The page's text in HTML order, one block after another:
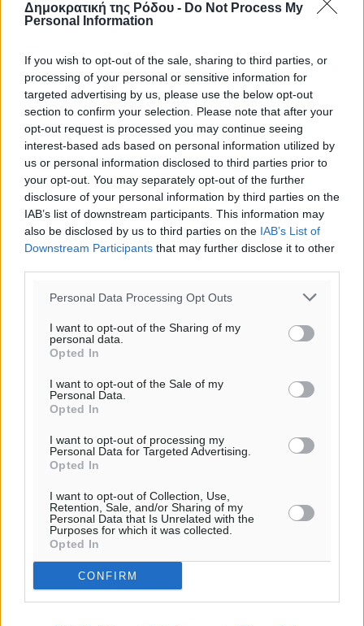
Δημοκρατική της Ρόδου - Do Not Process My
Personal Information
If you wish to opt-out of the sale, sharing to third parties, or
processing of your personal or sensitive information for
targeted advertising by us, please use the below opt-out
section to confirm your selection. Please note that after your
opt-out request is processed you may continue seeing
interest-based ads based on personal information utilized by
us or personal information disclosed to third parties prior to
your opt-out. You may separately opt-out of the further
disclosure of your personal information by third parties on the
IAB’s list of downstream participants. This information may
also be disclosed by us to third parties on the IAB’s List of
Downstream Participants that may further disclose it to other
Personal Data Processing Opt Outs
I want to opt-out of the Sharing of my
personal data.
Opted In
I want to opt-out of the Sale of my
Personal Data.
Opted In
I want to opt-out of processing my
Personal Data for Targeted Advertising.
Opted In
I want to opt-out of Collection, Use,
Retention, Sale, and/or Sharing of my
Personal Data that Is Unrelated with the
Purposes for which it was collected.
Opted In
CONFIRM
Ροή ειδήσεων
αναχωρούν από Πειραιά, Ραφήνα και Λαύριο
Ειδήσεις• πριν 9 ώρες
Τι αλλάζει το χωροταξικό στις τουριστικές επενδύσεις
Τοπικές Ειδήσεις• πριν 9 ώρες
ΥΠΑΑΤ: 12,5 εκατ. ευρώ στις 13 Περιφέρειες για μέτρα